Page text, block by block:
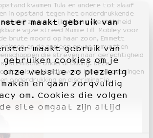
maakt gebruik van
maakt gebruik van
gebruiken cookies om je
onze website zo plezierig
en gaan zorgvuldig
om. Cookies die volgen
site omgaat zijn altijd
kwamen Tula en andere tot slaaf
in opstand tegen het onderdrukkende
ze hun vrijheid en gerechtigheid
wijze streed Mamie Till-Mobley voor
brute moord op haar zoon, Emmett
en de nasleep ervan, omvatten
die streven naar gerechtigheid
onderdrukking. Deze
als inspiratie voor latere bewegingen
onderdrukking en discriminatie.